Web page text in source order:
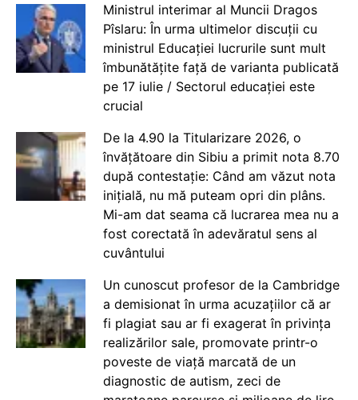
Ministrul interimar al Muncii Dragos
Pîslaru: În urma ultimelor discuții cu
ministrul Educației lucrurile sunt mult
îmbunătățite față de varianta publicată
pe 17 iulie / Sectorul educației este
crucial
De la 4.90 la Titularizare 2026, o
învățătoare din Sibiu a primit nota 8.70
după contestație: Când am văzut nota
inițială, nu mă puteam opri din plâns.
Mi-am dat seama că lucrarea mea nu a
fost corectată în adevăratul sens al
cuvântului
Un cunoscut profesor de la Cambridge
a demisionat în urma acuzațiilor că ar
fi plagiat sau ar fi exagerat în privința
realizărilor sale, promovate printr-o
poveste de viață marcată de un
diagnostic de autism, zeci de